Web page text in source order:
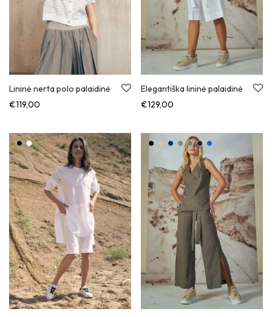
Lininė nerta polo palaidinė
€119,00
Elegantiška lininė palaidinė
€129,00